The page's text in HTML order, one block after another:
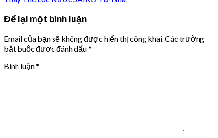
Để lại một bình luận
Email của bạn sẽ không được hiển thị công khai. Các trường
bắt buộc được đánh dấu*
Bình luận*